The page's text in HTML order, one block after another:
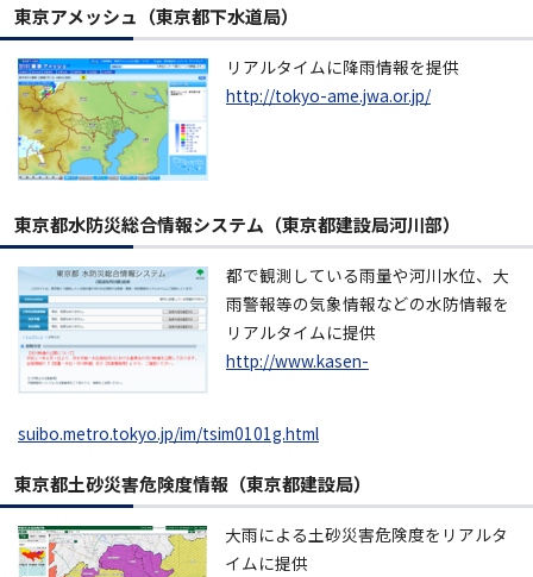
東京アメッシュ（東京都下水道局）
リアルタイムに降雨情報を提供
http://tokyo-ame.jwa.or.jp/
東京都水防災総合情報システム（東京都建設局河川部）
都で観測している雨量や河川水位、大
雨警報等の気象情報などの水防情報を
リアルタイムに提供
http://www.kasen-
suibo.metro.tokyo.jp/im/tsim0101g.html
東京都土砂災害危険度情報（東京都建設局）
大雨による土砂災害危険度をリアルタ
イムに提供